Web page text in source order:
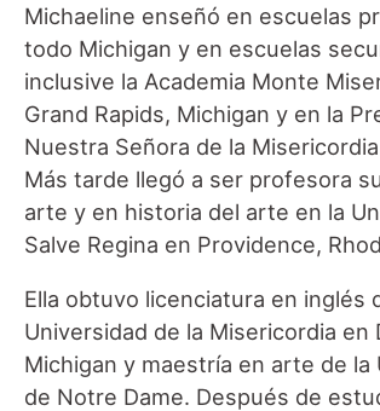
Michaeline enseñó en escuelas
todo Michigan y en escuelas
inclusive la Academia Monte
Grand Rapids, Michigan y en la
Nuestra Señora de la
Más tarde llegó a ser profesora
arte y en historia del arte en la
Salve Regina en Providence,
Ella obtuvo licenciatura en inglés
Universidad de la Misericordia en
Michigan y maestría en arte de la
de Notre Dame. Después de